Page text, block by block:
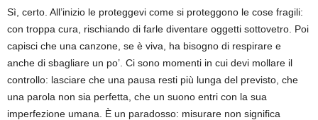
Sì, certo. All’inizio le proteggevi come si proteggono le cose fragili:
con troppa cura, rischiando di farle diventare oggetti sottovetro. Poi
capisci che una canzone, se è viva, ha bisogno di respirare e
anche di sbagliare un po’. Ci sono momenti in cui devi mollare il
controllo: lasciare che una pausa resti più lunga del previsto, che
una parola non sia perfetta, che un suono entri con la sua
imperfezione umana. È un paradosso: misurare non significa